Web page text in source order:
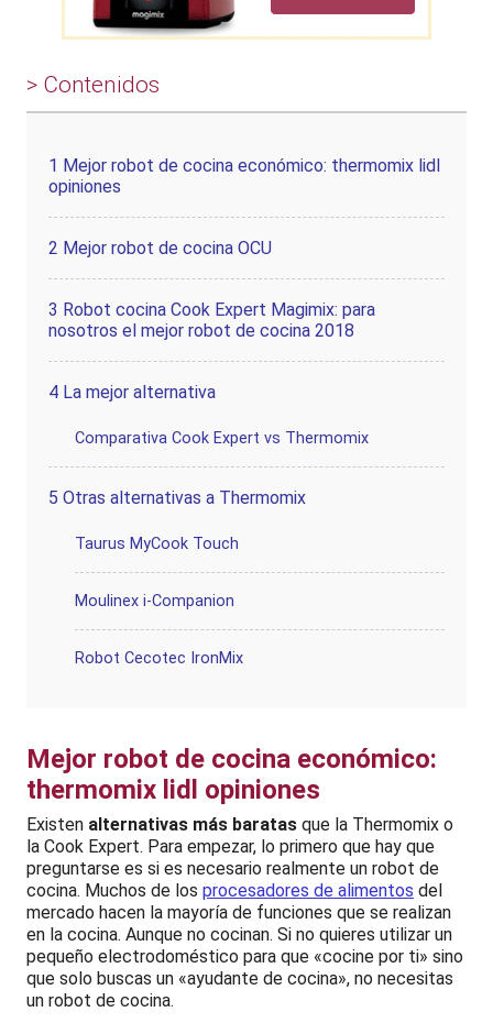
> Contenidos
1 Mejor robot de cocina económico: thermomix lidl
opiniones
2 Mejor robot de cocina OCU
3 Robot cocina Cook Expert Magimix: para
nosotros el mejor robot de cocina 2018
4 La mejor alternativa
Comparativa Cook Expert vs Thermomix
5 Otras alternativas a Thermomix
Taurus MyCook Touch
Moulinex i-Companion
Robot Cecotec IronMix
Mejor robot de cocina económico:
thermomix lidl opiniones
Existen alternativas más baratas que la Thermomix o
la Cook Expert. Para empezar, lo primero que hay que
preguntarse es si es necesario realmente un robot de
cocina. Muchos de los procesadores de alimentos del
mercado hacen la mayoría de funciones que se realizan
en la cocina. Aunque no cocinan. Si no quieres utilizar un
pequeño electrodoméstico para que «cocine por ti» sino
que solo buscas un «ayudante de cocina», no necesitas
un robot de cocina.